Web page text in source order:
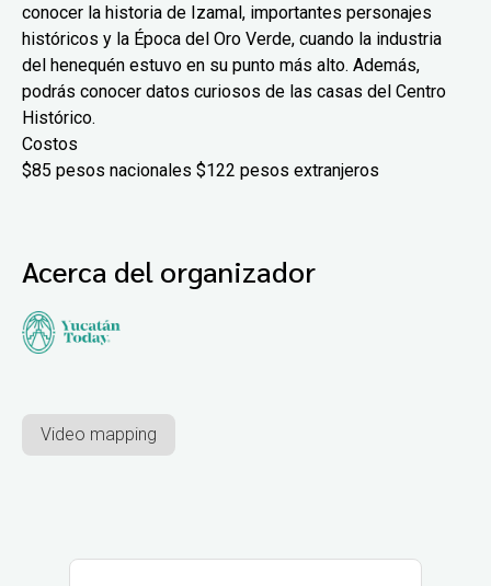
conocer la historia de Izamal, importantes personajes
históricos y la Época del Oro Verde, cuando la industria
del henequén estuvo en su punto más alto. Además,
podrás conocer datos curiosos de las casas del Centro
Histórico.
Costos
$85 pesos nacionales $122 pesos extranjeros
Acerca del organizador
Video mapping